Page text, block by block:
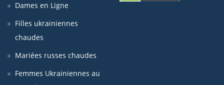
Dames en Ligne
Filles ukrainiennes
chaudes
Mariées russes chaudes
Femmes Ukrainiennes au